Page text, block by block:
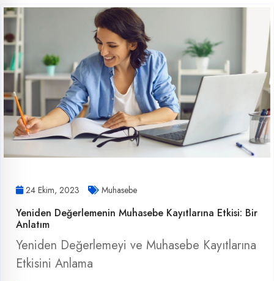
24 Ekim, 2023 Muhasebe
Yeniden Değerlemenin Muhasebe Kayıtlarına Etkisi: Bir
Anlatım
Yeniden Değerlemeyi ve Muhasebe Kayıtlarına
Etkisini Anlama